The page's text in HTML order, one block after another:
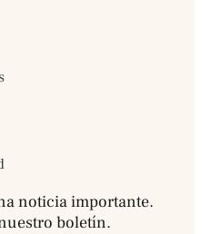
noticia importante.
boletín.